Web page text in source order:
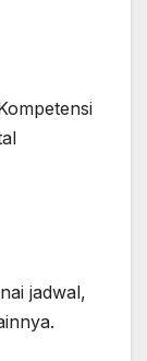
jadwal,